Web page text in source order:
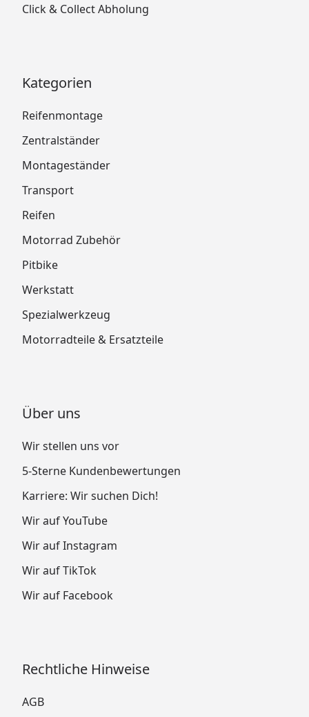
Click & Collect Abholung
Kategorien
Reifenmontage
Zentralständer
Montageständer
Transport
Reifen
Motorrad Zubehör
Pitbike
Werkstatt
Spezialwerkzeug
Motorradteile & Ersatzteile
Über uns
Wir stellen uns vor
5-Sterne Kundenbewertungen
Karriere: Wir suchen Dich!
Wir auf YouTube
Wir auf Instagram
Wir auf TikTok
Wir auf Facebook
Rechtliche Hinweise
AGB